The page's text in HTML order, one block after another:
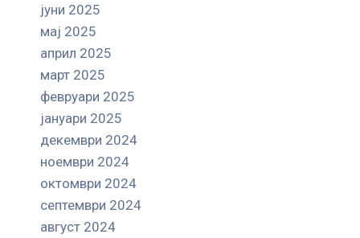
јуни 2025
мај 2025
април 2025
март 2025
февруари 2025
јануари 2025
декември 2024
ноември 2024
октомври 2024
септември 2024
август 2024